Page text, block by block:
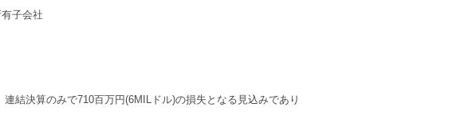
子会社
結決算のみで710百万円(6MILドル)の損失となる見込みであり